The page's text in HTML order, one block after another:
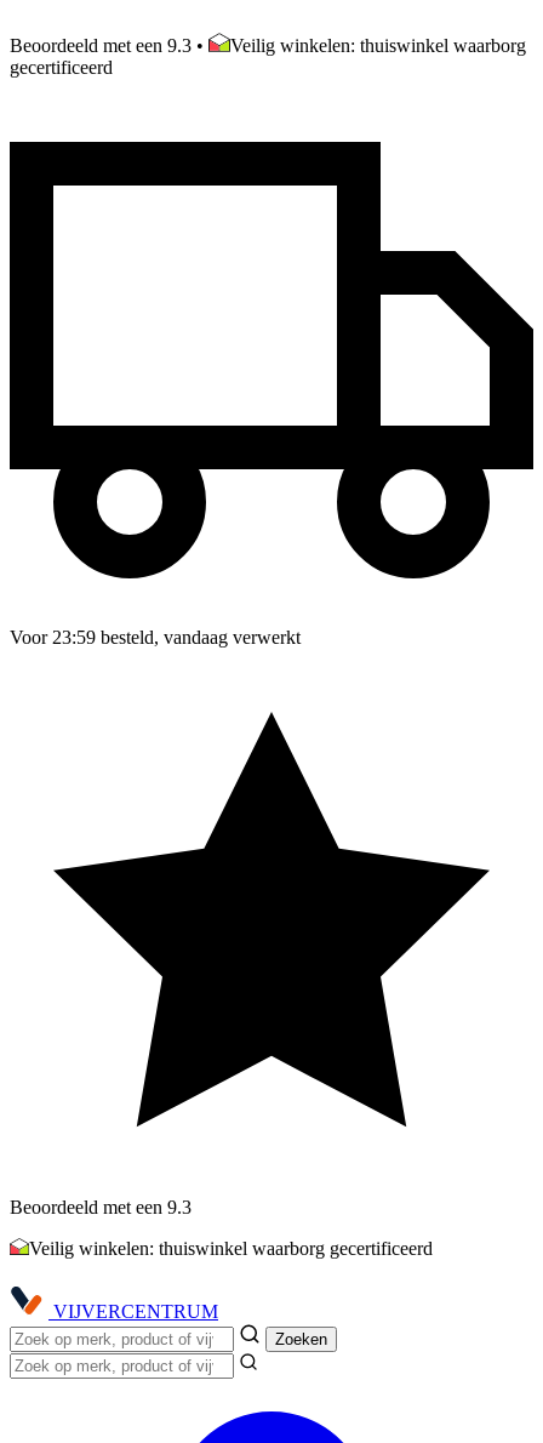
Beoordeeld met een 9.3 •
Veilig winkelen: thuiswinkel waarborg
gecertificeerd
Voor 23:59 besteld, vandaag verwerkt
Beoordeeld met een 9.3
Veilig winkelen: thuiswinkel waarborg gecertificeerd
VIJVERCENTRUM
Zoeken